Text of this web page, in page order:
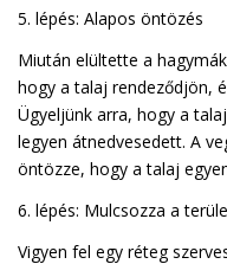
5. lépés: Alapos öntözés
Miután elültette a
hogy a talaj rendeződjön,
Ügyeljünk arra, hogy a
legyen átnedvesedett. A
öntözze, hogy a talaj
6. lépés: Mulcsozza a
Vigyen fel egy réteg